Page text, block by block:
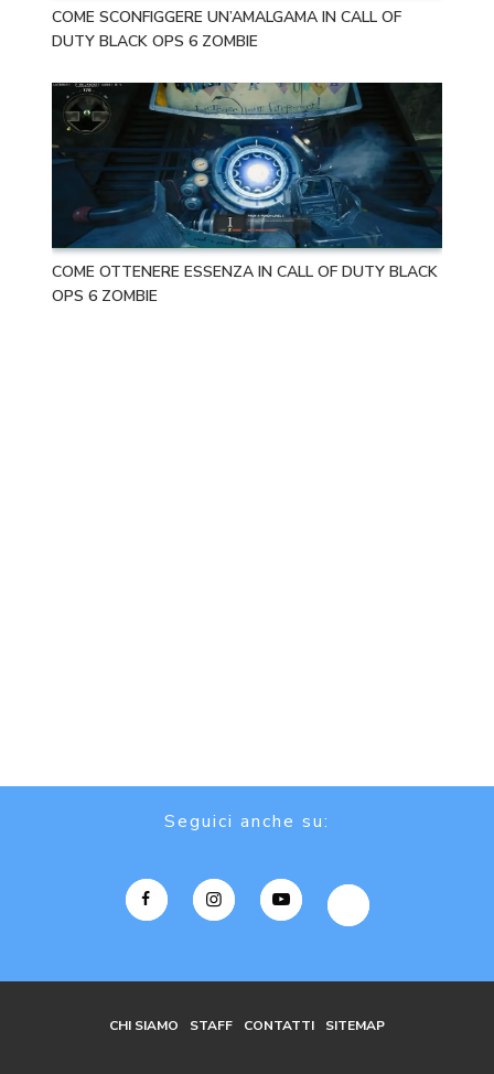
COME SCONFIGGERE UN’AMALGAMA IN CALL OF
DUTY BLACK OPS 6 ZOMBIE
COME OTTENERE ESSENZA IN CALL OF DUTY BLACK
OPS 6 ZOMBIE
Seguici anche su:
CHI SIAMO STAFF CONTATTI SITEMAP